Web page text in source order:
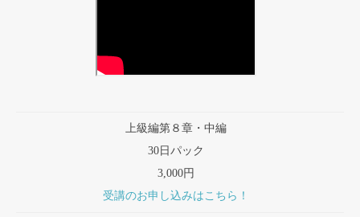
上級編第８章・中編
30日パック
3,000円
受講のお申し込みはこちら！